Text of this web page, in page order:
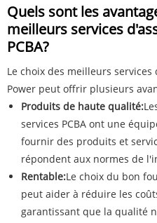
Quels sont les
meilleurs services
PCBA?
Le choix des meilleurs services
Power peut offrir plusieurs
Produits de haute qualité:
services PCBA ont une
fournir des produits et
répondent aux normes de
Rentable:Le choix du bon
peut aider à réduire les
garantissant que la qualité